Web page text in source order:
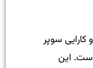
کارایی سوپر
است. این